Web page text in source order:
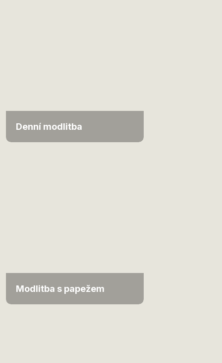
Denní modlitba
Modlitba s papežem